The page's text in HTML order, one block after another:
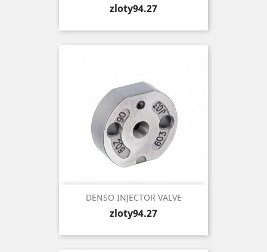
Price
zloty94.27
DENSO INJECTOR VALVE
Price
zloty94.27